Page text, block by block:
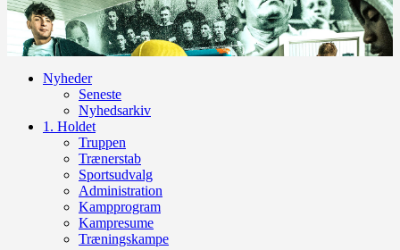
Nyheder
Seneste
Nyhedsarkiv
1. Holdet
Truppen
Trænerstab
Sportsudvalg
Administration
Kampprogram
Kampresume
Træningskampe